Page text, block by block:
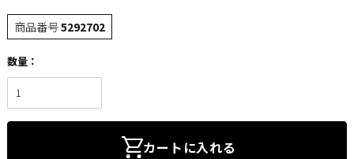
商品番号5292702
カートに入れる